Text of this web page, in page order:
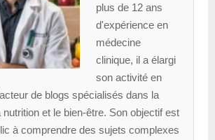
plus de 12 ans
d'expérience en
médecine
clinique, il a élargi
son activité en
de blogs spécialisés dans la
nutrition et le bien-être. Son objectif est
à comprendre des sujets complexes